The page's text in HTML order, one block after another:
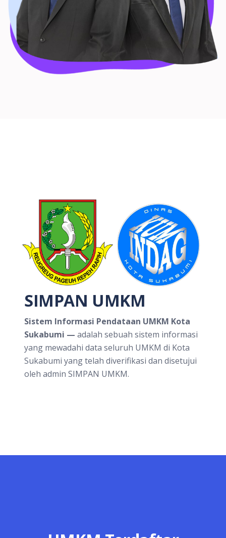
SIMPAN UMKM
Sistem Informasi Pendataan UMKM Kota
Sukabumi — adalah sebuah sistem informasi
yang mewadahi data seluruh UMKM di Kota
Sukabumi yang telah diverifikasi dan disetujui
oleh admin SIMPAN UMKM.